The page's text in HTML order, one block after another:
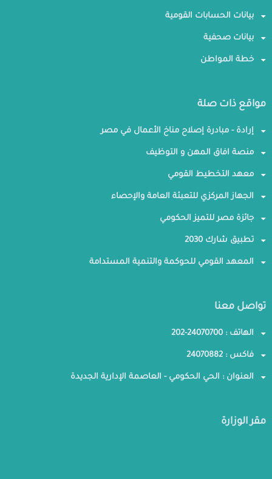
بيانات الحسابات القومية
بيانات صحفية
خطة المواطن
مواقع ذات صلة
إرادة - مبادرة إصلاح مناخ الأعمال في مصر
منصة افاق المهن و التوظيف
معهد التخطيط القومي
الجهاز المركزي للتعبئة العامة والإحصاء
جائزة مصر للتميز الحكومي
تطبيق شارك 2030
المعهد القومي للحوكمة والتنمية المستدامة
تواصل معنا
الهاتف : 24070700-202
فاكس : 24070882
العنوان : الحي الحكومي - العاصمة الإدارية الجديدة
مقر الوزارة